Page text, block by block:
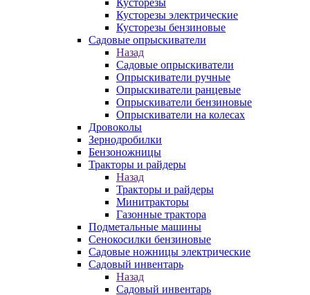
Кусторезы
Кусторезы электрические
Кусторезы бензиновые
Садовые опрыскиватели
Назад
Садовые опрыскиватели
Опрыскиватели ручные
Опрыскиватели ранцевые
Опрыскиватели бензиновые
Опрыскиватели на колесах
Дровоколы
Зернодробилки
Бензоножницы
Тракторы и райдеры
Назад
Тракторы и райдеры
Минитракторы
Газонные трактора
Подметальные машины
Сенокосилки бензиновые
Садовые ножницы электрические
Садовый инвентарь
Назад
Садовый инвентарь